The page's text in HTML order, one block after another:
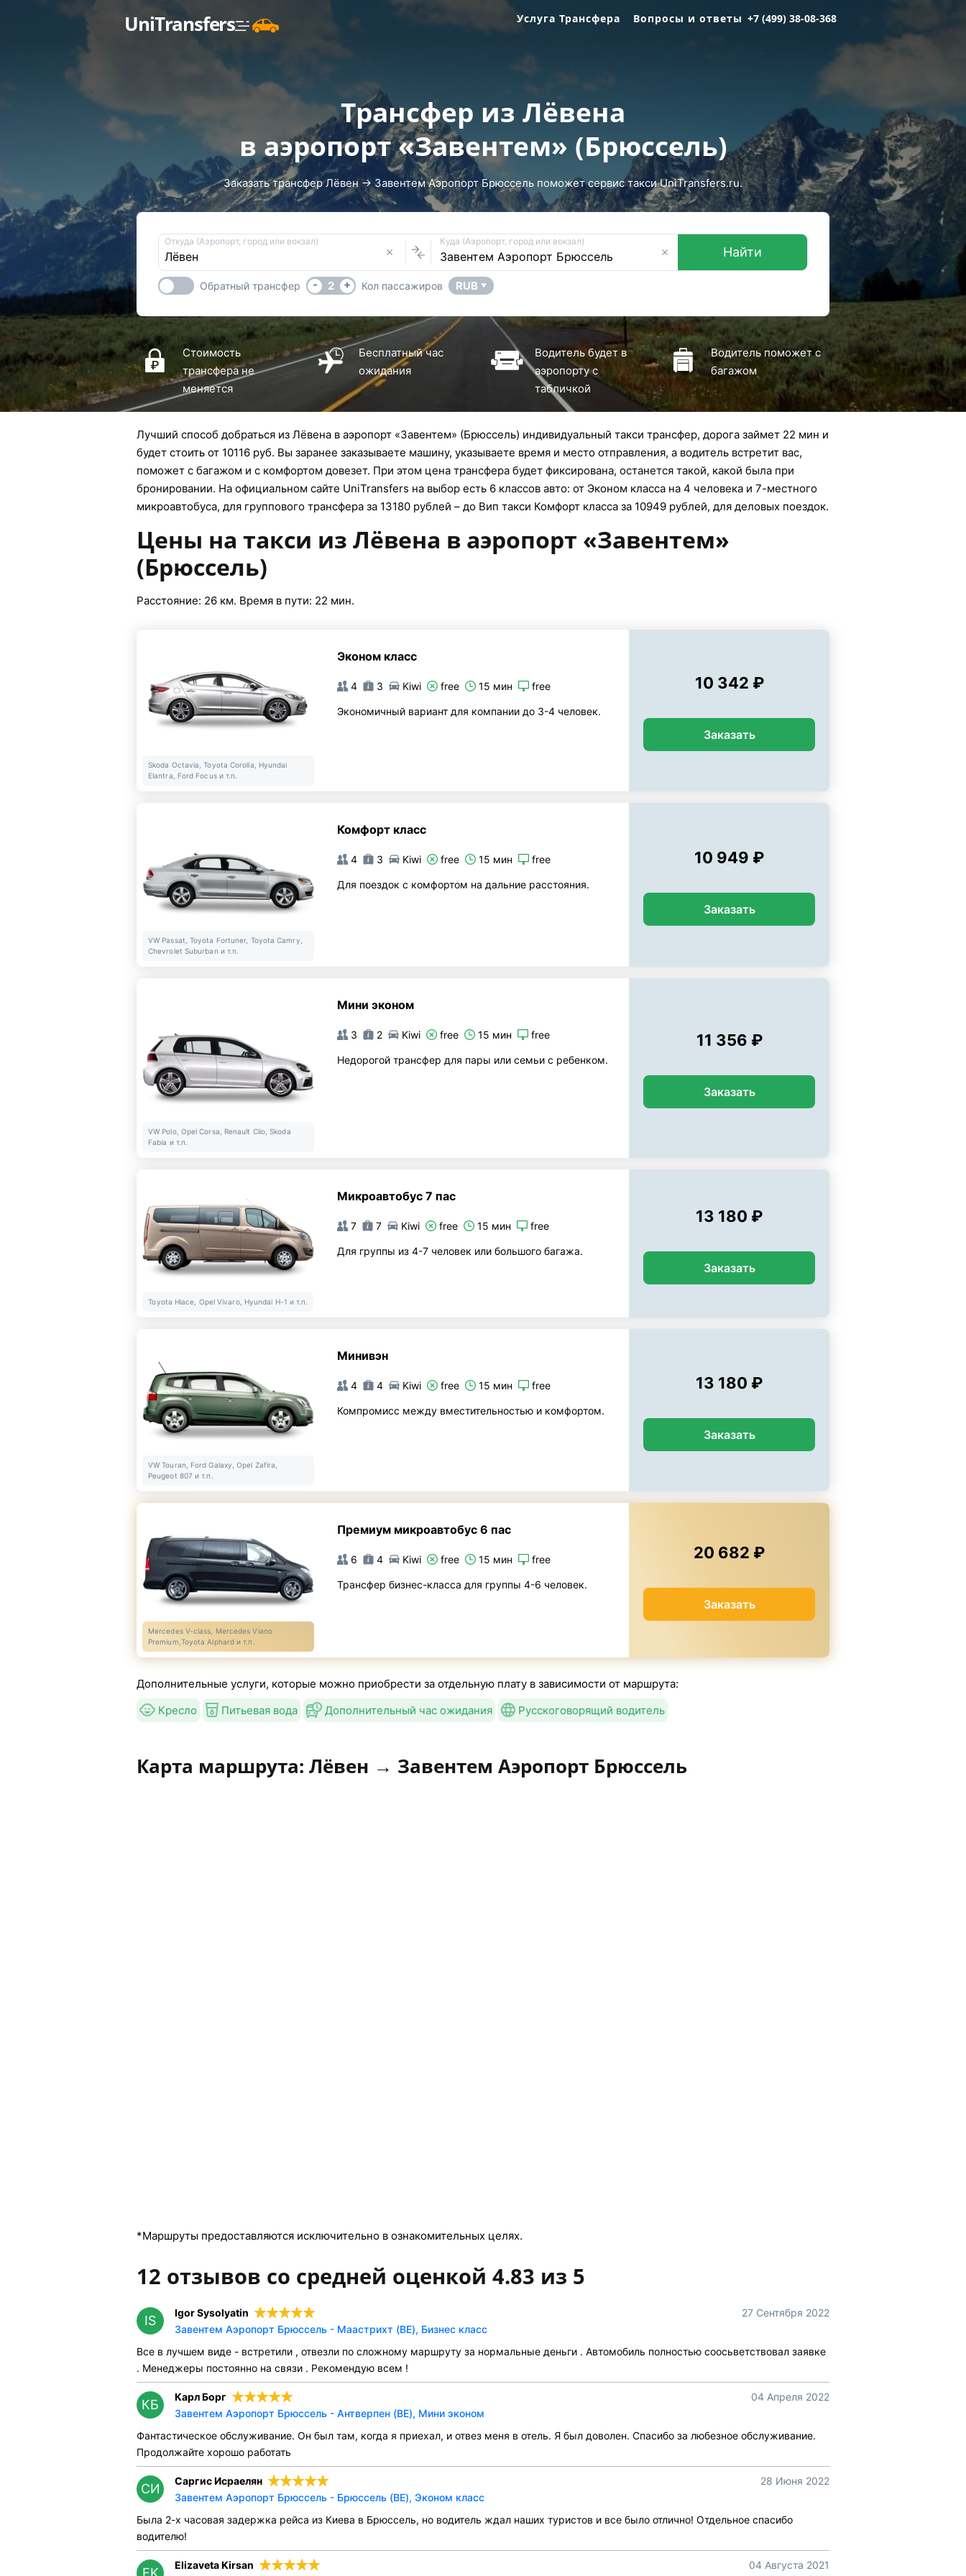
UniTransfers Услуга Трансфера Вопросы и ответы +7 (499) 38-08-368
Трансфер из Лёвена
в аэропорт «Завентем» (Брюссель)
Заказать трансфер Лёвен → Завентем Аэропорт Брюссель поможет сервис такси UniTransfers.ru.
Откуда (Аэропорт, город или вокзал) Куда (Аэропорт, город или вокзал)
Найти
Обратный трансфер - 2 + Кол пассажиров RUB ▼
Стоимость
трансфера не
меняется
Бесплатный час
ожидания
Водитель будет в
аэропорту с
табличкой
Водитель поможет с
багажом
Лучший способ добраться из Лёвена в аэропорт «Завентем» (Брюссель) индивидуальный такси трансфер, дорога займет 22 мин и
будет стоить от 10116 руб. Вы заранее заказываете машину, указываете время и место отправления, а водитель встретит вас,
поможет с багажом и с комфортом довезет. При этом цена трансфера будет фиксирована, останется такой, какой была при
бронировании. На официальном сайте UniTransfers на выбор есть 6 классов авто: от Эконом класса на 4 человека и 7-местного
микроавтобуса, для группового трансфера за 13180 рублей – до Вип такси Комфорт класса за 10949 рублей, для деловых поездок.
Цены на такси из Лёвена в аэропорт «Завентем»
(Брюссель)
Расстояние: 26 км. Время в пути: 22 мин.
Skoda Octavia, Toyota Corolla, Hyundai
Elantra, Ford Focus и т.п.
Эконом класс
4 3 Kiwi free 15 мин free
Экономичный вариант для компании до 3-4 человек.
10 342 ₽
Заказать
VW Passat, Toyota Fortuner, Toyota Camry,
Chevrolet Suburban и т.п.
Комфорт класс
4 3 Kiwi free 15 мин free
Для поездок с комфортом на дальние расстояния.
10 949 ₽
Заказать
VW Polo, Opel Corsa, Renault Clio, Skoda
Fabia и т.п.
Мини эконом
3 2 Kiwi free 15 мин free
Недорогой трансфер для пары или семьи с ребенком.
11 356 ₽
Заказать
Toyota Hiace, Opel Vivaro, Hyundai H-1 и т.п.
Микроавтобус 7 пас
7 7 Kiwi free 15 мин free
Для группы из 4-7 человек или большого багажа.
13 180 ₽
Заказать
VW Touran, Ford Galaxy, Opel Zafira,
Peugeot 807 и т.п.
Минивэн
4 4 Kiwi free 15 мин free
Компромисс между вместительностью и комфортом.
13 180 ₽
Заказать
Mercedes V-class, Mercedes Viano
Premium,Toyota Alphard и т.п.
Премиум микроавтобус 6 пас
6 4 Kiwi free 15 мин free
Трансфер бизнес-класса для группы 4-6 человек.
20 682 ₽
Заказать
Дополнительные услуги, которые можно приобрести за отдельную плату в зависимости от маршрута:
Кресло
Питьевая вода Дополнительный час ожидания Русскоговорящий водитель
Карта маршрута: Лёвен → Завентем Аэропорт Брюссель
*Маршруты предоставляются исключительно в ознакомительных целях.
12 отзывов со средней оценкой 4.83 из 5
IS
Igor Sysolyatin
27 Сентября 2022
Завентем Аэропорт Брюссель - Маастрихт (BE), Бизнес класс
Все в лучшем виде - встретили , отвезли по сложному маршруту за нормальные деньги . Автомобиль полностью соосьветствовал заявке
. Менеджеры постоянно на связи . Рекомендую всем !
КБ
Карл Борг
04 Апреля 2022
Завентем Аэропорт Брюссель - Антверпен (BE), Мини эконом
Фантастическое обслуживание. Он был там, когда я приехал, и отвез меня в отель. Я был доволен. Спасибо за любезное обслуживание.
Продолжайте хорошо работать
СИ
Саргис Исраелян
28 Июня 2022
Завентем Аэропорт Брюссель - Брюссель (BE), Эконом класс
Была 2-х часовая задержка рейса из Киева в Брюссель, но водитель ждал наших туристов и все было отлично! Отдельное спасибо
водителю!
EK
Elizaveta Kirsan
04 Августа 2021